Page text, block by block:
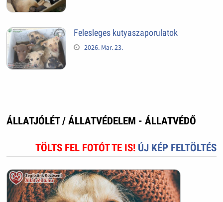
Felesleges kutyaszaporulatok
2026. Mar. 23.
ÁLLATJÓLÉT / ÁLLATVÉDELEM - ÁLLATVÉDŐ
TÖLTS FEL FOTÓT TE IS! ÚJ KÉP FELTÖLTÉS